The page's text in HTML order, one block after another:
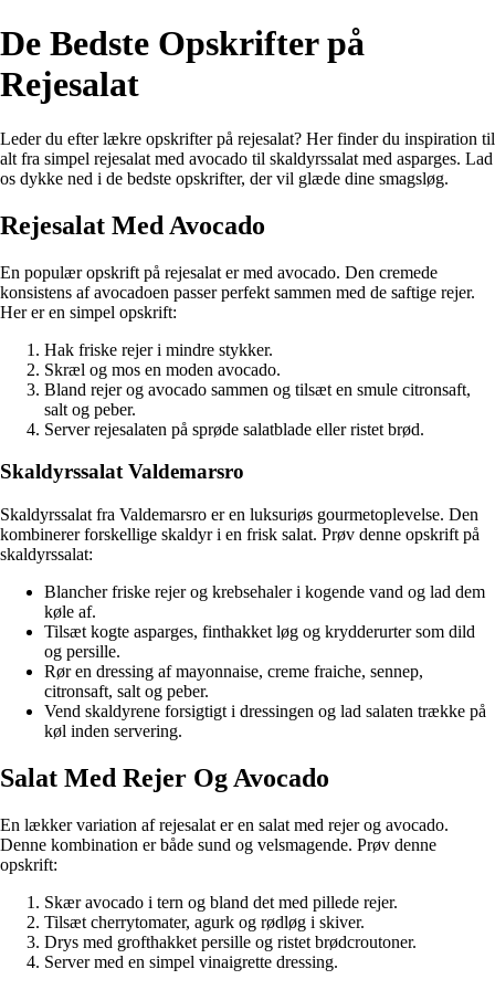
De Bedste Opskrifter på
Rejesalat
Leder du efter lækre opskrifter på rejesalat? Her finder du inspiration til
alt fra simpel rejesalat med avocado til skaldyrssalat med asparges. Lad
os dykke ned i de bedste opskrifter, der vil glæde dine smagsløg.
Rejesalat Med Avocado
En populær opskrift på rejesalat er med avocado. Den cremede
konsistens af avocadoen passer perfekt sammen med de saftige rejer.
Her er en simpel opskrift:
Hak friske rejer i mindre stykker.
Skræl og mos en moden avocado.
Bland rejer og avocado sammen og tilsæt en smule citronsaft,
salt og peber.
Server rejesalaten på sprøde salatblade eller ristet brød.
Skaldyrssalat Valdemarsro
Skaldyrssalat fra Valdemarsro er en luksuriøs gourmetoplevelse. Den
kombinerer forskellige skaldyr i en frisk salat. Prøv denne opskrift på
skaldyrssalat:
Blancher friske rejer og krebsehaler i kogende vand og lad dem
køle af.
Tilsæt kogte asparges, finthakket løg og krydderurter som dild
og persille.
Rør en dressing af mayonnaise, creme fraiche, sennep,
citronsaft, salt og peber.
Vend skaldyrene forsigtigt i dressingen og lad salaten trække på
køl inden servering.
Salat Med Rejer Og Avocado
En lækker variation af rejesalat er en salat med rejer og avocado.
Denne kombination er både sund og velsmagende. Prøv denne
opskrift:
Skær avocado i tern og bland det med pillede rejer.
Tilsæt cherrytomater, agurk og rødløg i skiver.
Drys med grofthakket persille og ristet brødcroutoner.
Server med en simpel vinaigrette dressing.